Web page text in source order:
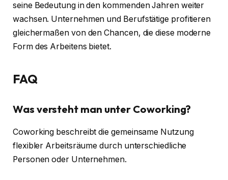
seine Bedeutung in den kommenden Jahren weiter
wachsen. Unternehmen und Berufstätige profitieren
gleichermaßen von den Chancen, die diese moderne
Form des Arbeitens bietet.
FAQ
Was versteht man unter Coworking?
Coworking beschreibt die gemeinsame Nutzung
flexibler Arbeitsräume durch unterschiedliche
Personen oder Unternehmen.